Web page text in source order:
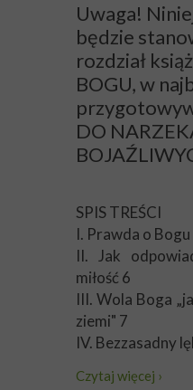
Uwaga!
będzie
rozdział
BOGU, w
DO
SPIS TREŚCI
I. Prawda o Bogu
II. Jak
miłość 6
III. Wola Boga
ziemi" 7
IV. Bezzasadny
Czytaj więcej ›